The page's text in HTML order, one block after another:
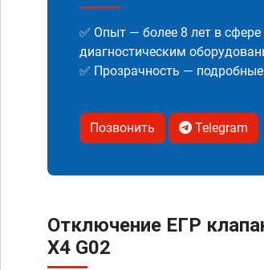
✅ Опыт — более 8 лет в
диагностическим
✅ Прозрачность —
Позвонить Telegram
Отключение ЕГР
X4 G02